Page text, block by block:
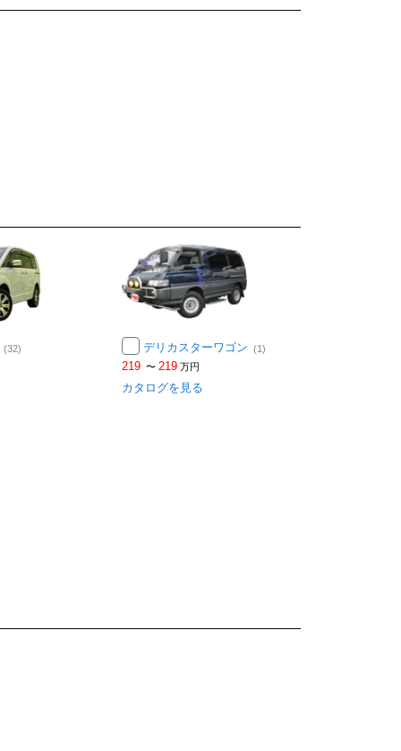
(32) デリカスターワゴン (1)
219 〜 219 万円
カタログを見る